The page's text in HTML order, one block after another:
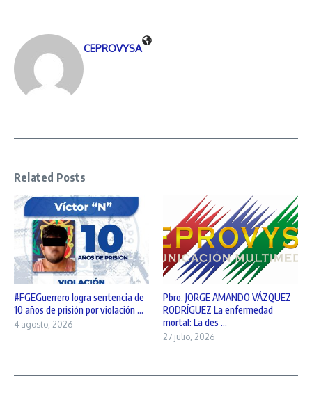
CEPROVYSA
Related Posts
#FGEGuerrero logra sentencia de
10 años de prisión por violación ...
4 agosto, 2026
Pbro. JORGE AMANDO VÁZQUEZ
RODRÍGUEZ La enfermedad
mortal: La des ...
27 julio, 2026